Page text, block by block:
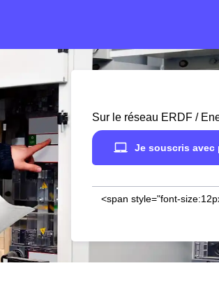
Sur le réseau ERDF /
Je souscris avec
<span style="font-